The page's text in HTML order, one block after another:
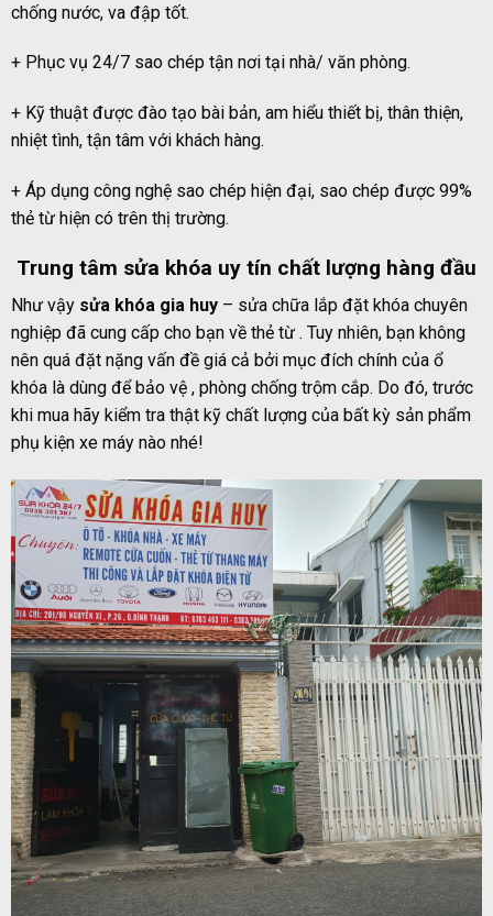
chống nước, va đập tốt.
+ Phục vụ 24/7 sao chép tận nơi tại nhà/ văn phòng.
+ Kỹ thuật được đào tạo bài bản, am hiểu thiết bị, thân thiện,
nhiệt tình, tận tâm với khách hàng.
+ Áp dụng công nghệ sao chép hiện đại, sao chép được 99%
thẻ từ hiện có trên thị trường.
Trung tâm sửa khóa uy tín chất lượng hàng đầu
Như vậy sửa khóa gia huy – sửa chữa lắp đặt khóa chuyên
nghiệp đã cung cấp cho bạn về thẻ từ . Tuy nhiên, bạn không
nên quá đặt nặng vấn đề giá cả bởi mục đích chính của ổ
khóa là dùng để bảo vệ , phòng chống trộm cắp. Do đó, trước
khi mua hãy kiểm tra thật kỹ chất lượng của bất kỳ sản phẩm
phụ kiện xe máy nào nhé!